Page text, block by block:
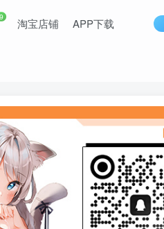
淘宝店铺 APP下载